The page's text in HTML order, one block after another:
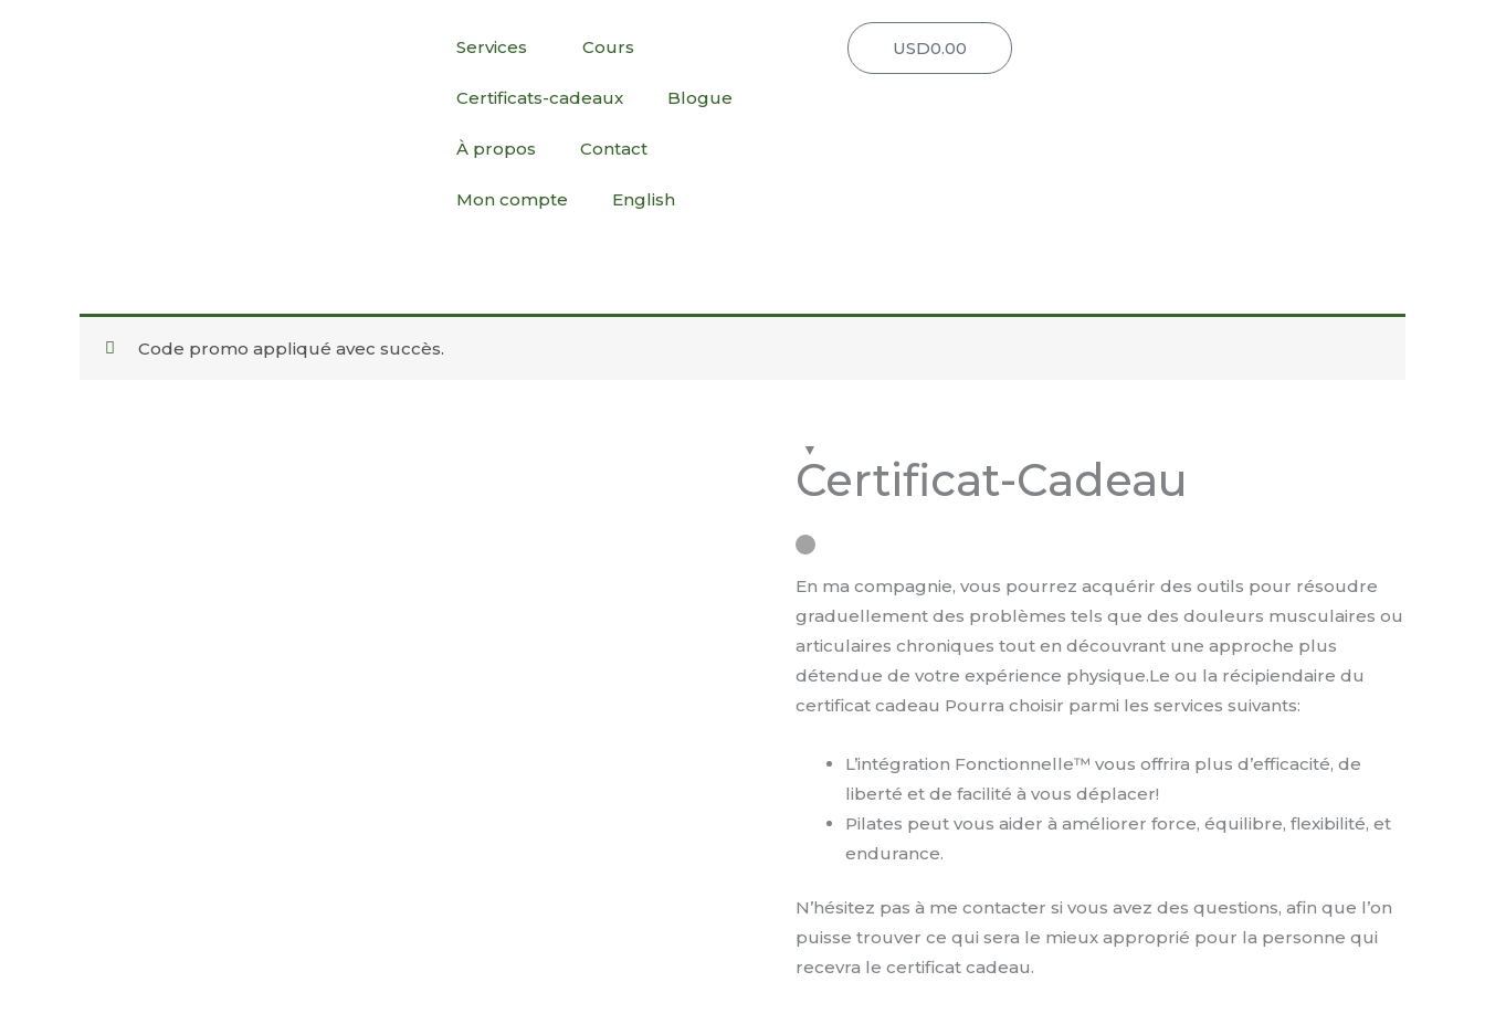
Services Cours
Certificats-cadeaux Blogue
À propos Contact
Mon compte English
USD0.00Panier
Code promo appliqué avec succès.
Certificat-Cadeau
En ma compagnie, vous pourrez acquérir des outils pour résoudre
graduellement des problèmes tels que des douleurs musculaires ou
articulaires chroniques tout en découvrant une approche plus
détendue de votre expérience physique.Le ou la récipiendaire du
certificat cadeau Pourra choisir parmi les services suivants:
L’intégration Fonctionnelle™ vous offrira plus d’efficacité, de
liberté et de facilité à vous déplacer!
Pilates peut vous aider à améliorer force, équilibre, flexibilité, et
endurance.
N’hésitez pas à me contacter si vous avez des questions, afin que l’on
puisse trouver ce qui sera le mieux approprié pour la personne qui
recevra le certificat cadeau.
de
Certificat-